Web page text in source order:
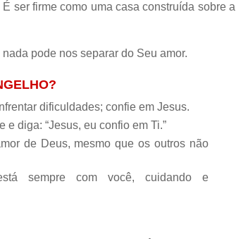
ser firme como uma casa construída sobre a
pode nos separar do Seu amor.
dificuldades; confie em Jesus.
e diga: “Jesus, eu confio em Ti.”
de Deus, mesmo que os outros não
sempre com você, cuidando e